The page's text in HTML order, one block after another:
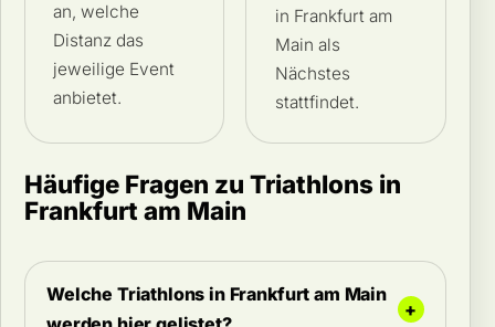
an, welche
Distanz das
jeweilige Event
anbietet.
in Frankfurt am
Main als
Nächstes
stattfindet.
Häufige Fragen zu Triathlons in
Frankfurt am Main
Welche Triathlons in Frankfurt am Main